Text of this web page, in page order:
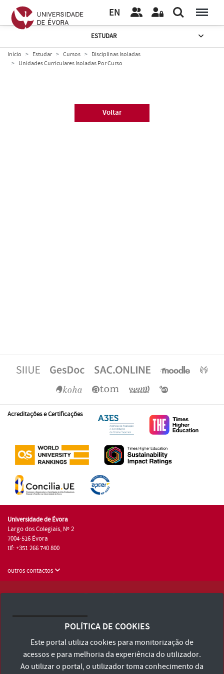
EN
ESTUDAR
Início Estudar Cursos
Disciplinas Isoladas
Unidades Curriculares Isoladas Por Curso
Voltar
Acreditações e Certificações
Universidade de Évora
Largo dos Colegiais, Nº 2
7004-516 Évora
tlf: +351 266 740 800
outros contactos
Consulte os Termos e Condições e Política de Privacidade
Declaração de Acessibilidade
POLÍTICA DE COOKIES
Este portal utiliza cookies para monitorização de
acessos e para melhoria da experiência do utilizador.
Ao utilizar o portal, o utilizador toma conhecimento da